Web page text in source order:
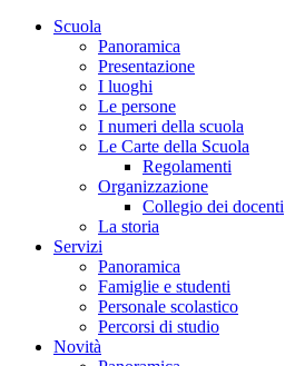
Scuola
Panoramica
Presentazione
I luoghi
Le persone
I numeri della scuola
Le Carte della Scuola
Regolamenti
Organizzazione
Collegio dei docenti
La storia
Servizi
Panoramica
Famiglie e studenti
Personale scolastico
Percorsi di studio
Novità